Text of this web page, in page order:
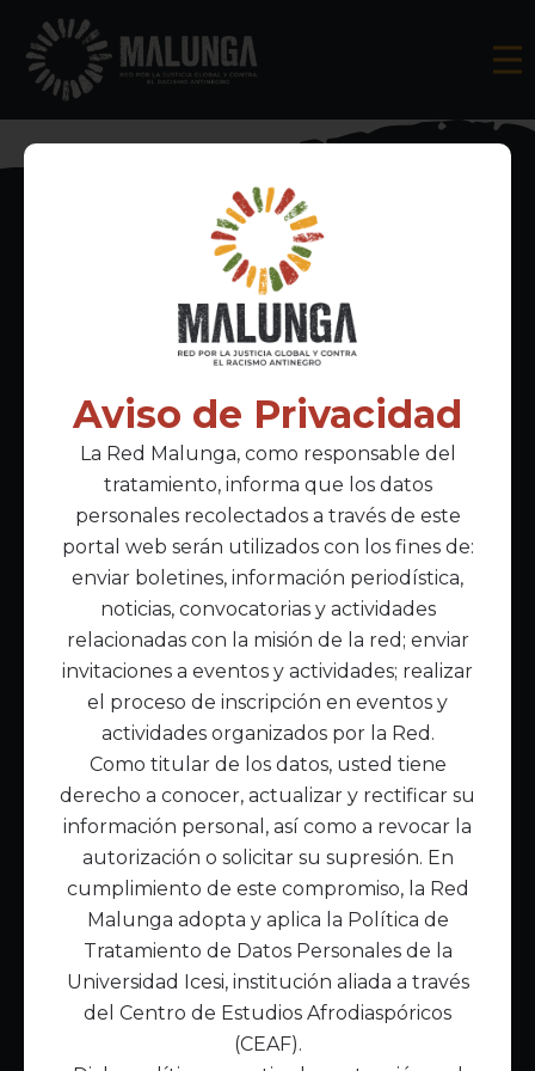
Inscríbete al boletín informativo
Acepto lapolítica de privacidad
Enlaces Principales
Inicio
Acerca de Malunga
Nuestra misión
Quiénes somos
Enlaces de interés
Publicaciones
Noticias
Contáctanos
Política de Tratamiento de Datos
Aviso de Privacidad
La Red Malunga, como responsable del
tratamiento, informa que los datos
personales recolectados a través de este
portal web serán utilizados con los fines de:
enviar boletines, información periodística,
noticias, convocatorias y actividades
relacionadas con la misión de la red; enviar
invitaciones a eventos y actividades; realizar
el proceso de inscripción en eventos y
actividades organizados por la Red.
Como titular de los datos, usted tiene
derecho a conocer, actualizar y rectificar su
información personal, así como a revocar la
autorización o solicitar su supresión. En
cumplimiento de este compromiso, la Red
Malunga adopta y aplica la Política de
Tratamiento de Datos Personales de la
Universidad Icesi, institución aliada a través
del Centro de Estudios Afrodiaspóricos
(CEAF).